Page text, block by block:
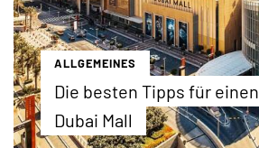
Sehenswürdigkeiten, sondern
Geheimtipps kennen, die den
Stadtzentrums so einzigartig
ALLGEMEINES
Die besten Tipps für
Dubai Mall